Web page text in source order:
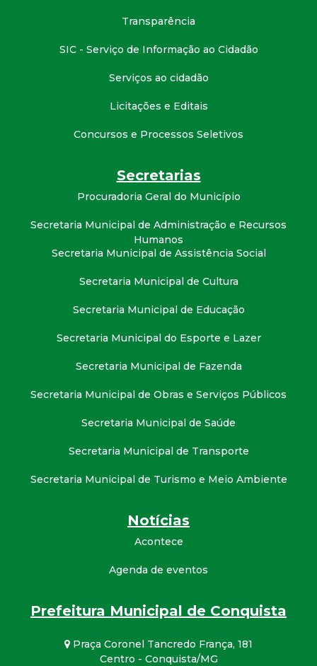
Transparência
SIC - Serviço de Informação ao Cidadão
Serviços ao cidadão
Licitações e Editais
Concursos e Processos Seletivos
Secretarias
Procuradoria Geral do Município
Secretaria Municipal de Administração e Recursos
Humanos
Secretaria Municipal de Assistência Social
Secretaria Municipal de Cultura
Secretaria Municipal de Educação
Secretaria Municipal do Esporte e Lazer
Secretaria Municipal de Fazenda
Secretaria Municipal de Obras e Serviços Públicos
Secretaria Municipal de Saúde
Secretaria Municipal de Transporte
Secretaria Municipal de Turismo e Meio Ambiente
Notícias
Acontece
Agenda de eventos
Prefeitura Municipal de Conquista
Praça Coronel Tancredo França, 181
Centro - Conquista/MG